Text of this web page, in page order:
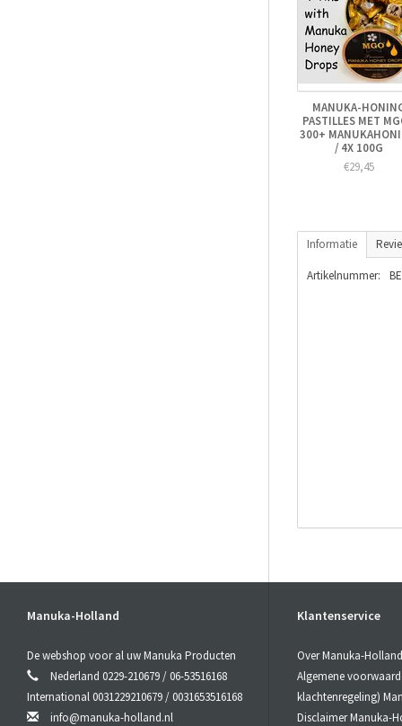
MANUKA-
PASTILLES MET
300+
/ 4X 100G
€29,45
Informatie
Artikelnummer:
Manuka-Holland
De webshop voor al uw Manuka Producten
Nederland 0229-210679 / 06-53516168
International 0031229210679 / 0031653516168
info@manuka-holland.nl
Klantenservice
Over Manuka-Holland
Algemene
klachtenregeling)
Disclaimer Manuka-